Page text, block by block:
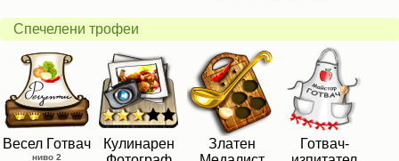
Спечелени трофеи
Весел Готвач
ниво 2
Кулинарен
Златен
Готвач-